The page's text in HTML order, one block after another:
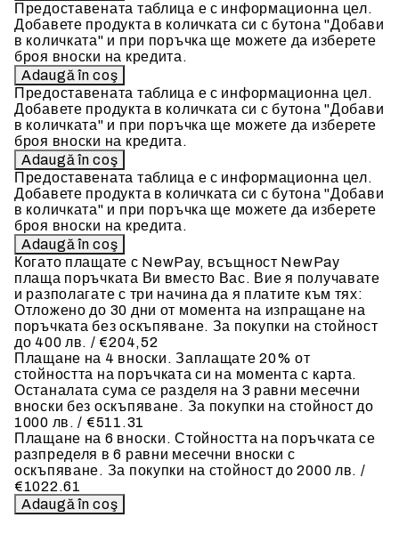
Предоставената таблица е с информационна цел.
Добавете продукта в количката си с бутона "Добави
в количката" и при поръчка ще можете да изберете
броя вноски на кредита.
Предоставената таблица е с информационна цел.
Добавете продукта в количката си с бутона "Добави
в количката" и при поръчка ще можете да изберете
броя вноски на кредита.
Предоставената таблица е с информационна цел.
Добавете продукта в количката си с бутона "Добави
в количката" и при поръчка ще можете да изберете
броя вноски на кредита.
Когато плащате с NewPay, всъщност NewPay
плаща поръчката Ви вместо Вас. Вие я получавате
и разполагате с три начина да я платите към тях:
Отложено до 30 дни от момента на изпращане на
поръчката без оскъпяване. За покупки на стойност
до 400 лв. / €204,52
Плащане на 4 вноски. Заплащате 20% от
стойността на поръчката си на момента с карта.
Останалата сума се разделя на 3 равни месечни
вноски без оскъпяване. За покупки на стойност до
1000 лв. / €511.31
Плащане на 6 вноски. Стойността на поръчката се
разпределя в 6 равни месечни вноски с
оскъпяване. За покупки на стойност до 2000 лв. /
€1022.61